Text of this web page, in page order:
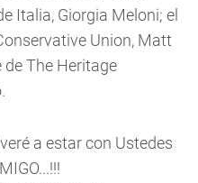
Italia, Giorgia Meloni; el
Union, Matt
de The Heritage
a estar con Ustedes